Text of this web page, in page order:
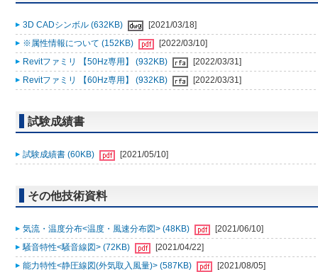
3D CADシンボル (632KB)
[2021/03/18]
※属性情報について (152KB)
[2022/03/10]
Revitファミリ 【50Hz専用】 (932KB)
[2022/03/31]
Revitファミリ 【60Hz専用】 (932KB)
[2022/03/31]
試験成績書
試験成績書 (60KB) [2021/05/10]
その他技術資料
気流・温度分布<温度・風速分布図> (48KB)
[2021/06/10]
騒音特性<騒音線図> (72KB)
[2021/04/22]
能力特性<静圧線図(外気取入風量)> (587KB)
[2021/08/05]